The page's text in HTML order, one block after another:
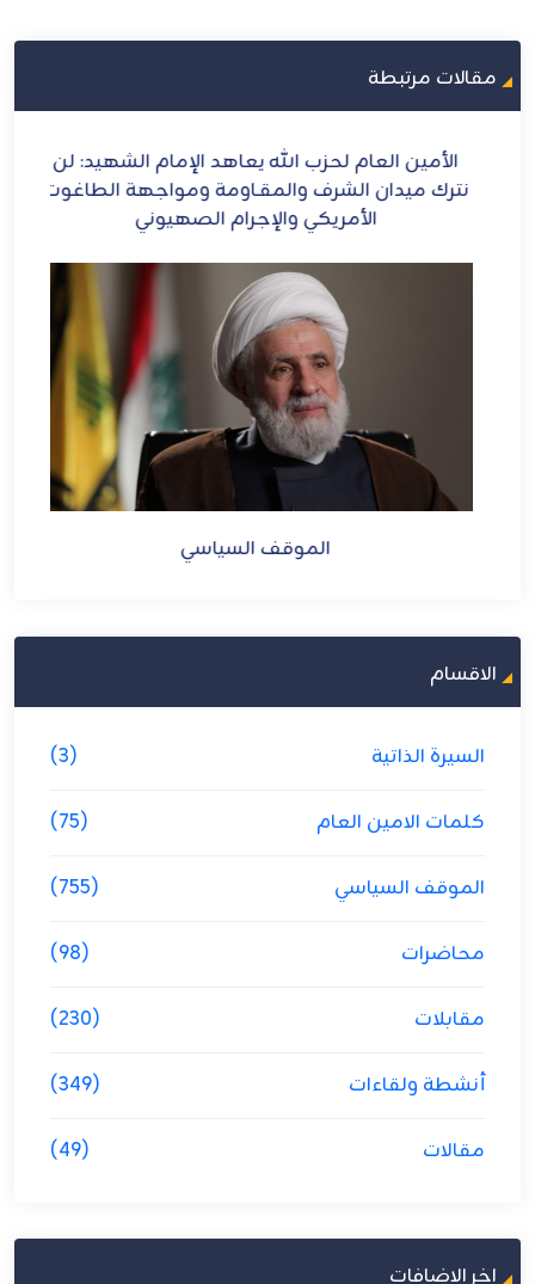
مقالات مرتبطة
الأمين العام لحزب الله يعاهد الإمام الشهيد: لن
نترك ميدان الشرف والمقـاومة ومواجهة الطاغوت
الأمريكي والإجرام الصهيوني
الموقف السياسي
الاقسام
السيرة الذاتية (3)
كلمات الامين العام (75)
الموقف السياسي (755)
محاضرات (98)
مقابلات (230)
أنشطة ولقاءات (349)
مقالات (49)
اخر الاضافات